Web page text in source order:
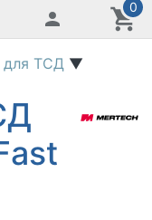
0
для ТСД ▼